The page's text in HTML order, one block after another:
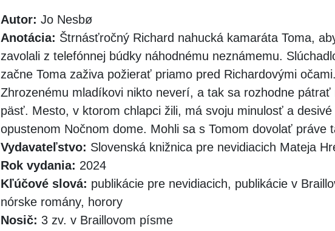
Autor: Jo Nesbø
Anotácia: Štrnásťročný Richard nahucká kamaráta Toma,
zavolali z telefónnej búdky náhodnému neznámemu.
začne Toma zaživa požierať priamo pred Richardovými očami.
Zhrozenému mladíkovi nikto neverí, a tak sa rozhodne pátrať
päsť. Mesto, v ktorom chlapci žili, má svoju minulosť a
opustenom Nočnom dome. Mohli sa s Tomom dovolať práve
Vydavateľstvo: Slovenská knižnica pre nevidiacich Mateja
Rok vydania: 2024
Kľúčové slová: publikácie pre nevidiacich, publikácie v
nórske romány, horory
Nosič: 3 zv. v Braillovom písme